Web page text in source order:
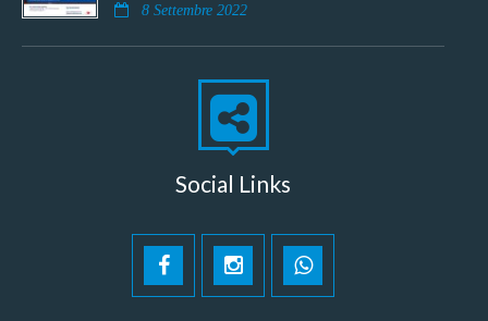
8 Settembre 2022
Social Links